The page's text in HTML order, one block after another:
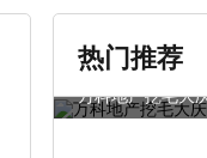
热门推荐
万科地产挖毛大